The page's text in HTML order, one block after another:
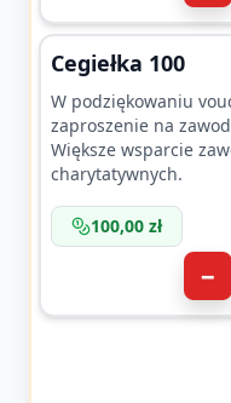
Cegiełka 100
W podziękowaniu
zaproszenie na
Większe wsparcie
charytatywnych.
100,00 zł
−